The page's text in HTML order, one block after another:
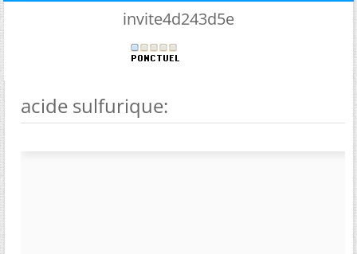
invite4d243d5e
acide sulfurique: